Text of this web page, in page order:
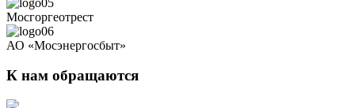
Мосгоргеотрест
АО «Мосэнергосбыт»
К нам обращаются